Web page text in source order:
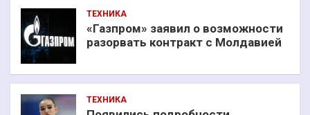
ТЕХНИКА
«Газпром» заявил о возможности
разорвать контракт с Молдавией
ТЕХНИКА